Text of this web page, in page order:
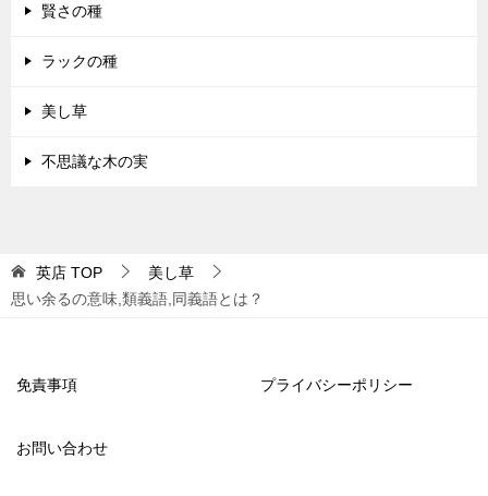
賢さの種
ラックの種
美し草
不思議な木の実
英店 TOP
美し草
思い余るの意味,類義語,同義語とは？
免責事項 プライバシーポリシー
お問い合わせ